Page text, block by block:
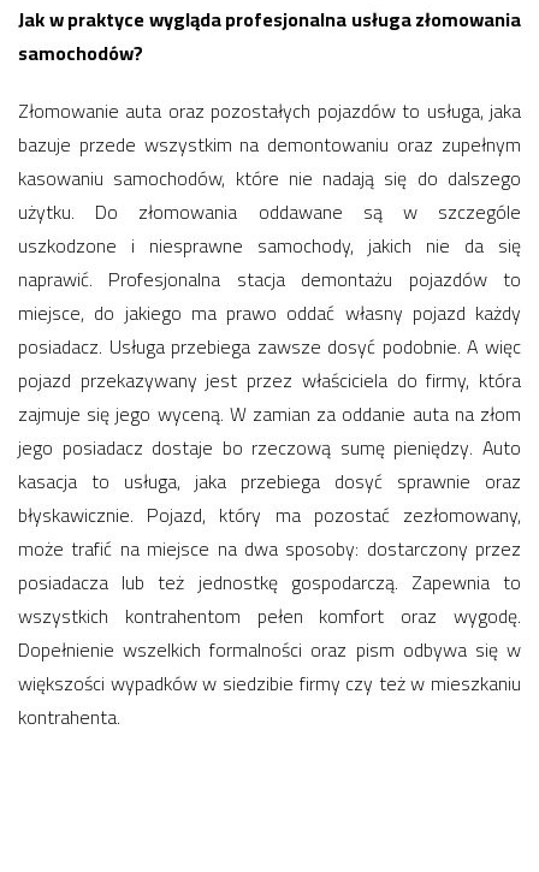
Jak w praktyce wygląda profesjonalna usługa złomowania
samochodów?
Złomowanie auta oraz pozostałych pojazdów to usługa, jaka
bazuje przede wszystkim na demontowaniu oraz zupełnym
kasowaniu samochodów, które nie nadają się do dalszego
użytku. Do złomowania oddawane są w szczególe
uszkodzone i niesprawne samochody, jakich nie da się
naprawić. Profesjonalna stacja demontażu pojazdów to
miejsce, do jakiego ma prawo oddać własny pojazd każdy
posiadacz. Usługa przebiega zawsze dosyć podobnie. A więc
pojazd przekazywany jest przez właściciela do firmy, która
zajmuje się jego wyceną. W zamian za oddanie auta na złom
jego posiadacz dostaje bo rzeczową sumę pieniędzy. Auto
kasacja to usługa, jaka przebiega dosyć sprawnie oraz
błyskawicznie. Pojazd, który ma pozostać zezłomowany,
może trafić na miejsce na dwa sposoby: dostarczony przez
posiadacza lub też jednostkę gospodarczą. Zapewnia to
wszystkich kontrahentom pełen komfort oraz wygodę.
Dopełnienie wszelkich formalności oraz pism odbywa się w
większości wypadków w siedzibie firmy czy też w mieszkaniu
kontrahenta.